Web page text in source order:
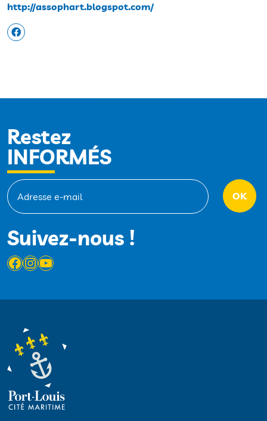
http://assophart.blogspot.com/
Restez
INFORMÉS
Suivez-nous !
Facebook
Instagram
YouTube